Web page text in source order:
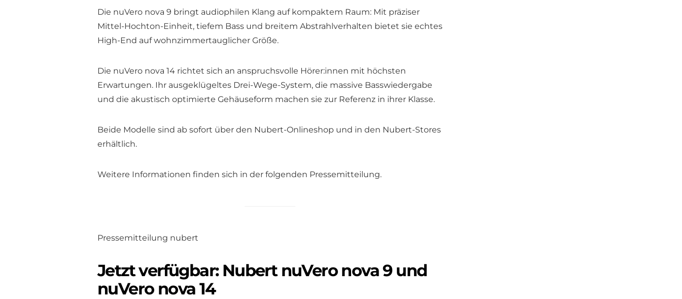
Die nuVero nova 9 bringt audiophilen Klang auf kompaktem Raum: Mit präziser
Mittel-Hochton-Einheit, tiefem Bass und breitem Abstrahlverhalten bietet sie echtes
High-End auf wohnzimmertauglicher Größe.
Die nuVero nova 14 richtet sich an anspruchsvolle Hörer:innen mit höchsten
Erwartungen. Ihr ausgeklügeltes Drei-Wege-System, die massive Basswiedergabe
und die akustisch optimierte Gehäuseform machen sie zur Referenz in ihrer Klasse.
Beide Modelle sind ab sofort über den Nubert-Onlineshop und in den Nubert-Stores
erhältlich.
Weitere Informationen finden sich in der folgenden Pressemitteilung.
Pressemitteilung nubert
Jetzt verfügbar: Nubert nuVero nova 9 und
nuVero nova 14